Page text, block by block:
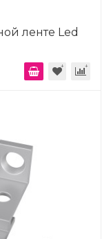
ленте Led